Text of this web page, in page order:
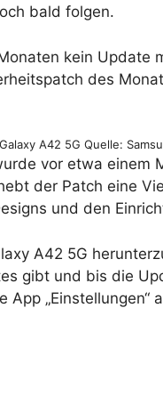
bald folgen.
kein Update
des
A42 5G Quelle:
vor etwa einem
der Patch eine
und den
A42 5G
gibt und bis die
„Einstellungen“